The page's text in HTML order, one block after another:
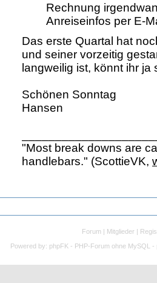
Rechnung
Anreiseinfos per E-
Das erste Quartal hat
und seiner vorzeitig
langweilig ist, könnt ihr ja
Schönen Sonntag
Hansen
"Most break downs are
handlebars." (ScottieVK,
Forum | Mitglieder |
Powered by: phpFK - PHP-Forum ohne MySQL -